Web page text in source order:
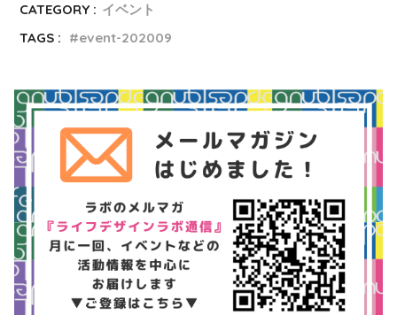
CATEGORY : イベント
TAGS :
event-202009